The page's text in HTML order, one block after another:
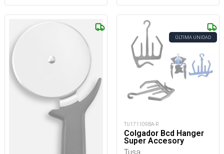
ÚLTIMA UNIDAD
TU171109BA-R
Colgador Bcd Hanger
Super Accesory